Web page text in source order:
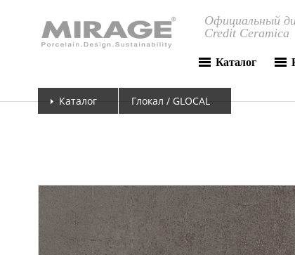
Официальный
Credit Ceramica
Каталог
Каталог Глокал / GLOCAL